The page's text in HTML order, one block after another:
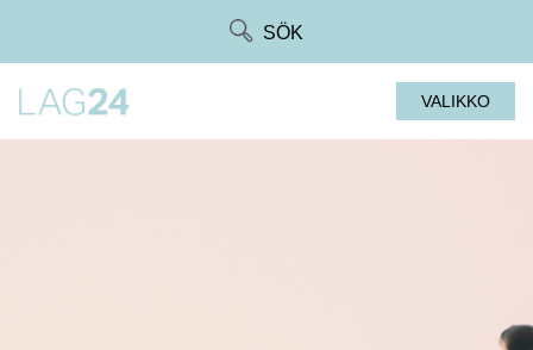
SÖK
VALIKKO